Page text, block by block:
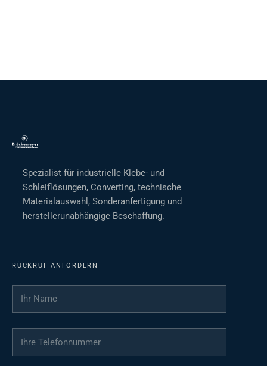
Spezialist für industrielle Klebe- und
Schleiflösungen, Converting, technische
Materialauswahl, Sonderanfertigung und
herstellerunabhängige Beschaffung.
RÜCKRUF ANFORDERN
Ihr Name
Ihre Telefonnummer